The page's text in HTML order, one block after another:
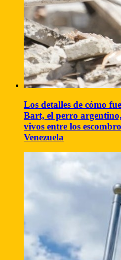
Los detalles de cómo
Bart, el perro
vivos entre los
Venezuela